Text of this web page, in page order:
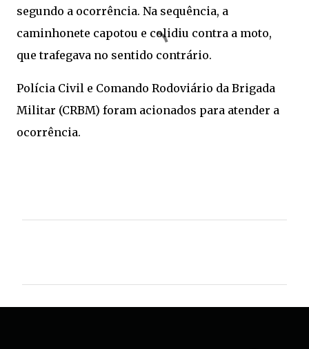
segundo a ocorrência. Na sequência, a
caminhonete capotou e colidiu contra a moto,
que trafegava no sentido contrário.
Polícia Civil e Comando Rodoviário da Brigada
Militar (CRBM) foram acionados para atender a
ocorrência.